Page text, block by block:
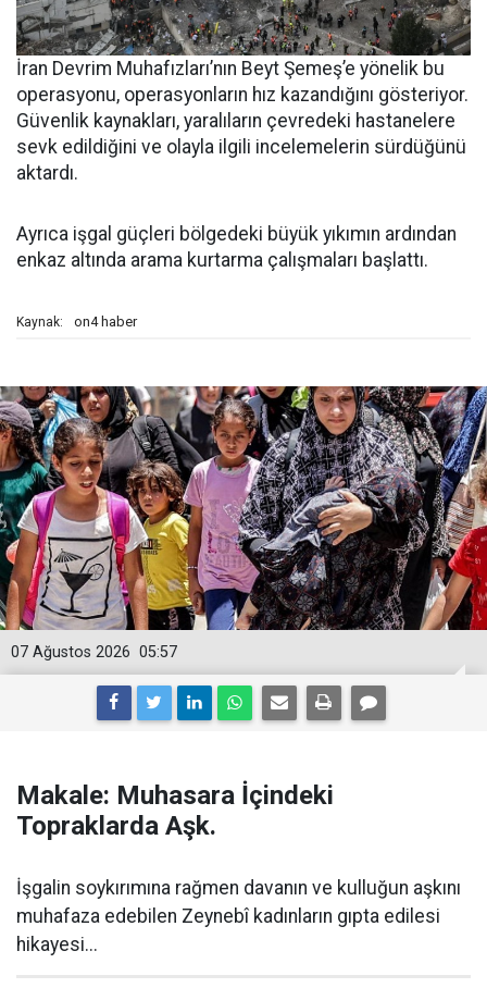
İran Devrim Muhafızları’nın Beyt Şemeş’e yönelik bu
operasyonu, operasyonların hız kazandığını gösteriyor.
Güvenlik kaynakları, yaralıların çevredeki hastanelere
sevk edildiğini ve olayla ilgili incelemelerin sürdüğünü
aktardı.
Ayrıca işgal güçleri bölgedeki büyük yıkımın ardından
enkaz altında arama kurtarma çalışmaları başlattı.
Kaynak: on4 haber
05:57
07 Ağustos 2026
Makale: Muhasara İçindeki
Topraklarda Aşk.
İşgalin soykırımına rağmen davanın ve kulluğun aşkını
muhafaza edebilen Zeynebî kadınların gıpta edilesi
hikayesi...